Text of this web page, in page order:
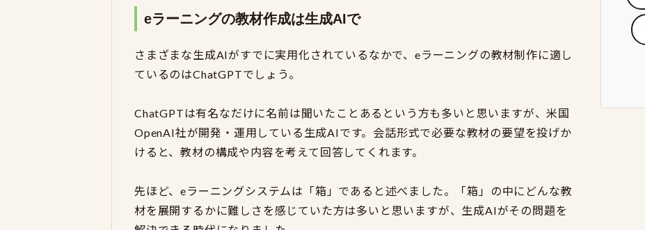
eラーニングの教材作成は生成AIで
さまざまな生成AIがすでに実用化されているなかで、eラーニングの教材制作に適し
ているのはChatGPTでしょう。
ChatGPTは有名なだけに名前は聞いたことあるという方も多いと思いますが、米国
OpenAI社が開発・運用している生成AIです。会話形式で必要な教材の要望を投げか
けると、教材の構成や内容を考えて回答してくれます。
先ほど、eラーニングシステムは「箱」であると述べました。「箱」の中にどんな教
材を展開するかに難しさを感じていた方は多いと思いますが、生成AIがその問題を